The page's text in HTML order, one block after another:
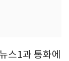
스1과 통화에